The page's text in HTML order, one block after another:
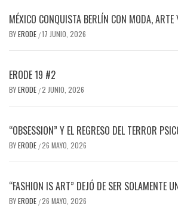
MÉXICO CONQUISTA BERLÍN CON MODA, ARTE
BYERODE /17 JUNIO, 2026
ERODE 19 #2
BYERODE /2 JUNIO, 2026
“OBSESSION” Y EL REGRESO DEL TERROR
BYERODE /26 MAYO, 2026
“FASHION IS ART” DEJÓ DE SER SOLAMENTE
BYERODE /26 MAYO, 2026